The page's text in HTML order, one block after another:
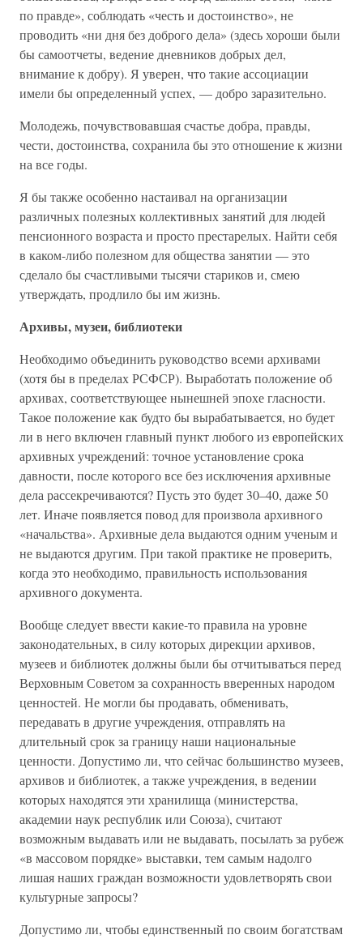
по правде», соблюдать «честь и достоинство», не
проводить «ни дня без доброго дела» (здесь хороши были
бы самоотчеты, ведение дневников добрых дел,
внимание к добру). Я уверен, что такие ассоциации
имели бы определенный успех, — добро заразительно.
Молодежь, почувствовавшая счастье добра, правды,
чести, достоинства, сохранила бы это отношение к жизни
на все годы.
Я бы также особенно настаивал на организации
различных полезных коллективных занятий для людей
пенсионного возраста и просто престарелых. Найти себя
в каком-либо полезном для общества занятии — это
сделало бы счастливыми тысячи стариков и, смею
утверждать, продлило бы им жизнь.
Архивы, музеи, библиотеки
Необходимо объединить руководство всеми архивами
(хотя бы в пределах РСФСР). Выработать положение об
архивах, соответствующее нынешней эпохе гласности.
Такое положение как будто бы вырабатывается, но будет
ли в него включен главный пункт любого из европейских
архивных учреждений: точное установление срока
давности, после которого все без исключения архивные
дела рассекречиваются? Пусть это будет 30–40, даже 50
лет. Иначе появляется повод для произвола архивного
«начальства». Архивные дела выдаются одним ученым и
не выдаются другим. При такой практике не проверить,
когда это необходимо, правильность использования
архивного документа.
Вообще следует ввести какие-то правила на уровне
законодательных, в силу которых дирекции архивов,
музеев и библиотек должны были бы отчитываться перед
Верховным Советом за сохранность вверенных народом
ценностей. Не могли бы продавать, обменивать,
передавать в другие учреждения, отправлять на
длительный срок за границу наши национальные
ценности. Допустимо ли, что сейчас большинство музеев,
архивов и библиотек, а также учреждения, в ведении
которых находятся эти хранилища (министерства,
академии наук республик или Союза), считают
возможным выдавать или не выдавать, посылать за рубеж
«в массовом порядке» выставки, тем самым надолго
лишая наших граждан возможности удовлетворять свои
культурные запросы?
Допустимо ли, чтобы единственный по своим богатствам